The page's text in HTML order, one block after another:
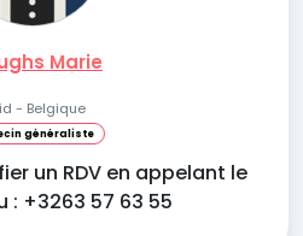
Marie
- Belgique
généraliste
un RDV en appelant le
: +3263 57 63 55